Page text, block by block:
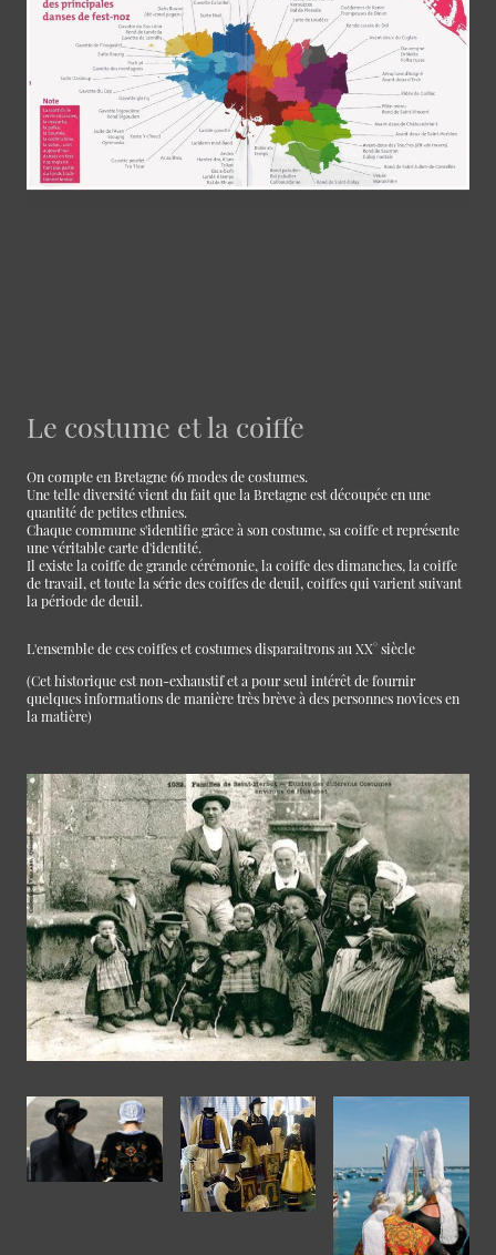
Le costume et la coiffe
On compte en Bretagne 66 modes de costumes.
Une telle diversité vient du fait que la Bretagne est découpée en une
quantité de petites ethnies.
Chaque commune s'identifie grâce à son costume, sa coiffe et représente
une véritable carte d'identité.
Il existe la coiffe de grande cérémonie, la coiffe des dimanches, la coiffe
de travail, et toute la série des coiffes de deuil, coiffes qui varient suivant
la période de deuil.
L'ensemble de ces coiffes et costumes disparaitrons au XX° siècle
(Cet historique est non-exhaustif et a pour seul intérêt de fournir
quelques informations de manière très brève à des personnes novices en
la matière)